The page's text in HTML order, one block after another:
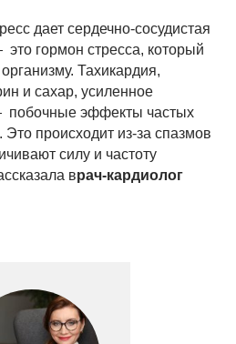
дает сердечно-сосудистая
гормон стресса, который
Тахикардия,
и сахар, усиленное
побочные эффекты частых
происходит из-за спазмов
силу и частоту
врач-кардиолог